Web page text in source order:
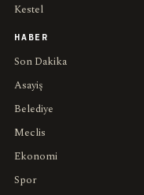
Kestel
HABER
Son Dakika
Asayiş
Belediye
Meclis
Ekonomi
Spor